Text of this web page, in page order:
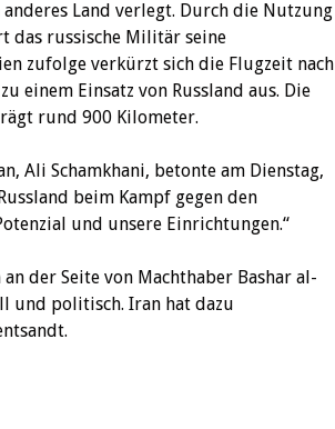
Land verlegt. Durch die Nutzung
das russische Militär seine
zufolge verkürzt sich die Flugzeit nach
einem Einsatz von Russland aus. Die
rund 900 Kilometer.
Ali Schamkhani, betonte am Dienstag,
beim Kampf gegen den
und unsere Einrichtungen.“
der Seite von Machthaber Bashar al-
und politisch. Iran hat dazu